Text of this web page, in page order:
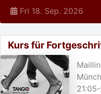
Fri 18. Sep. 2026
Kurs für